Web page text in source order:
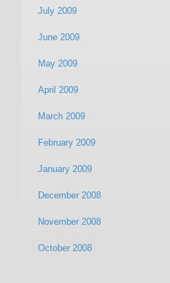
July 2009
June 2009
May 2009
April 2009
March 2009
February 2009
January 2009
December 2008
November 2008
October 2008